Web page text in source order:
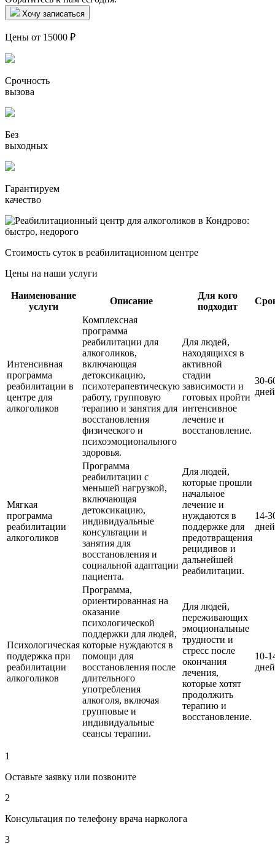
Хочу записаться
Цены от 15000 ₽
Срочность
вызова
Без
выходных
Гарантируем
качество
Стоимость суток в реабилитационном центре
Цены на наши услуги
Наименование
услуги
Описание
Для кого
подходит
Интенсивная
программа
реабилитации в
центре для
алкоголиков
Комплексная
программа
реабилитации для
алкоголиков,
включающая
детоксикацию,
психотерапевтическую
работу, групповую
терапию и занятия для
восстановления
физического и
психоэмоционального
здоровья.
Для людей,
находящихся в
активной
стадии
зависимости и
готовых пройти
интенсивное
лечение и
восстановление.
30-
дней
Мягкая
программа
реабилитации
алкоголиков
Программа
реабилитации с
меньшей нагрузкой,
включающая
детоксикацию,
индивидуальные
консультации и
занятия для
восстановления и
социальной адаптации
пациента.
Для людей,
которые прошли
начальное
лечение и
нуждаются в
поддержке для
предотвращения
рецидивов и
дальнейшей
реабилитации.
14-
дней
Психологическая
поддержка при
реабилитации
алкоголиков
Программа,
ориентированная на
оказание
психологической
поддержки для людей,
которые нуждаются в
помощи для
восстановления после
длительного
употребления
алкоголя, включая
групповые и
индивидуальные
сеансы терапии.
Для людей,
переживающих
эмоциональные
трудности и
стресс после
окончания
лечения,
которые хотят
продолжить
терапию и
восстановление.
10-
дней
1
Оставьте заявку или позвоните
2
Консультация по телефону врача нарколога
3